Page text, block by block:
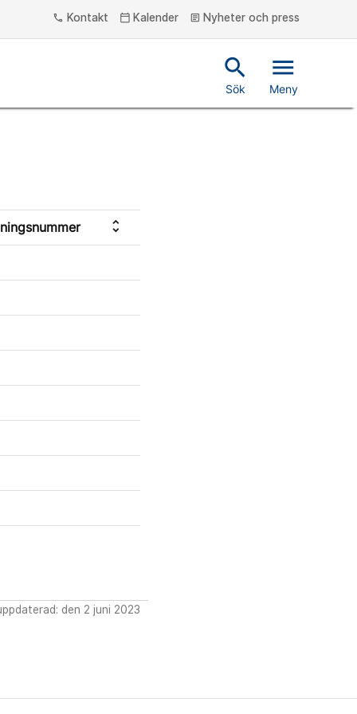
phone Kontakt calendar_today Kalender article Nyheter och press
search
Sök
menu
Meny
unfold_more
den 2 juni 2023